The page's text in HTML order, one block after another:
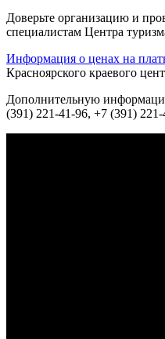
Доверьте организацию и
специалистам Центра
Информация о ценах на
Красноярского краевого
Дополнительную
(391) 221-41-96, +7 (391)